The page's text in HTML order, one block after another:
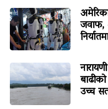
जवाफ,
उच्च